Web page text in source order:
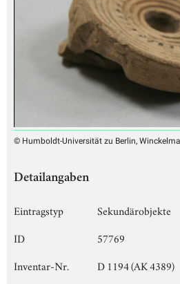
© Humboldt-Universität zu Berlin,
Detailangaben
Eintragstyp
Sekundärobjekte
ID
57769
Inventar-Nr.
D 1194 (AK 4389)